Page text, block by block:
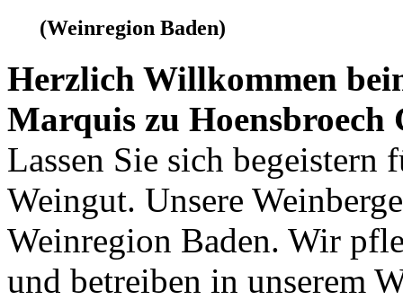
(Weinregion Baden)
Herzlich Willkommen
Marquis zu Hoensbroech
Lassen Sie sich begeistern
Weingut. Unsere
Weinregion Baden. Wir
und betreiben in unserem